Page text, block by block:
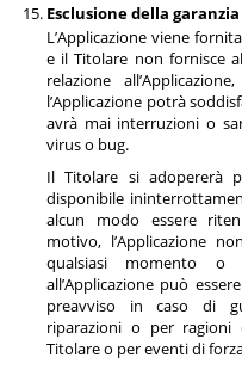
Esclusione della garanzia
L’Applicazione viene
e il Titolare non fornisce
relazione
l’Applicazione potrà
avrà mai interruzioni o
virus o bug.
Il Titolare si adopererà
disponibile
alcun modo essere
motivo, l’Applicazione
qualsiasi momento o
all’Applicazione può
preavviso in caso di
riparazioni o per
Titolare o per eventi di